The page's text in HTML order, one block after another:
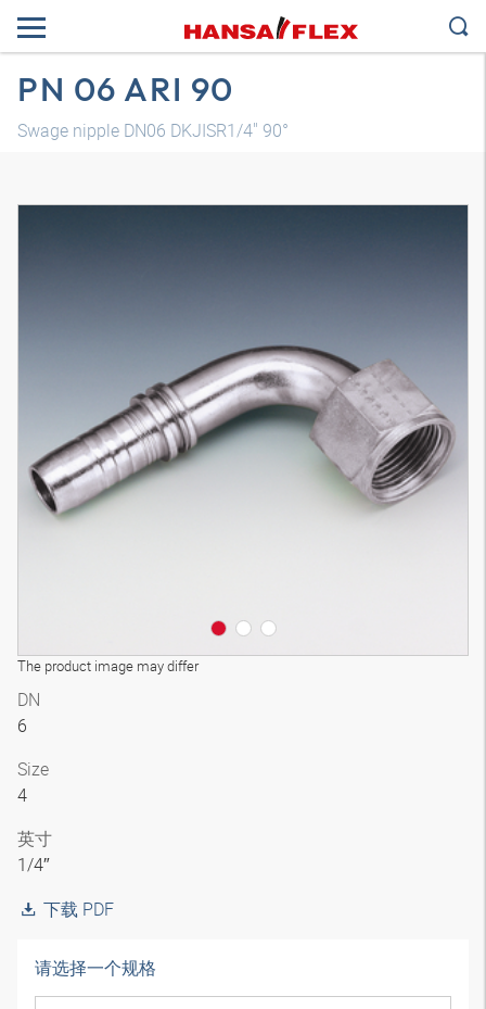
PN 06 ARI 90
Swage nipple DN06 DKJISR1/4" 90°
The product image may differ
3D 模型
DN
6
Size
4
英寸
1/4″
下载 PDF
请选择一个规格